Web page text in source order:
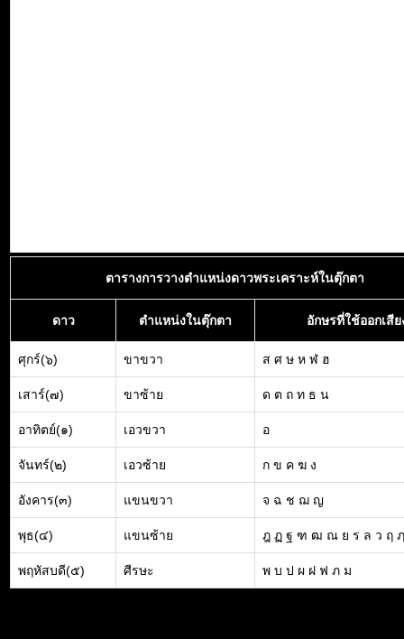
ตารางการวางตำแหน่งดาวพระเคราะห์ในตุ๊กตา
ดาว ตำแหน่งในตุ๊กตา อักษรที่ใช้ออกเสีย
ศุกร์(๖) ขาขวา ส ศ ษ ห ฬ ฮ
เสาร์(๗) ขาซ้าย ด ต ถ ท ธ น
อาทิตย์(๑) เอวขวา อ
จันทร์(๒) เอวซ้าย ก ข ค ฆ ง
อังคาร(๓) แขนขวา จ ฉ ช ฌ ญ
พุธ(๔) แขนซ้าย ฎ ฏ ฐ ฑ ฒ ณ ย ร ล ว ฤ ฦ
พฤหัสบดี(๕) ศีรษะ พ บ ป ผ ฝ ฟ ภ ม